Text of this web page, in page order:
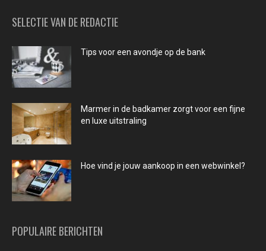
SELECTIE VAN DE REDACTIE
Tips voor een avondje op de bank
Marmer in de badkamer zorgt voor een fijne
en luxe uitstraling
Hoe vind je jouw aankoop in een webwinkel?
POPULAIRE BERICHTEN